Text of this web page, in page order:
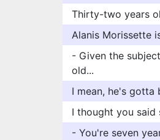
Thirty-two years
Alanis Morissette
- Given the
old...
I mean, he's gotta
I thought you said
- You're seven